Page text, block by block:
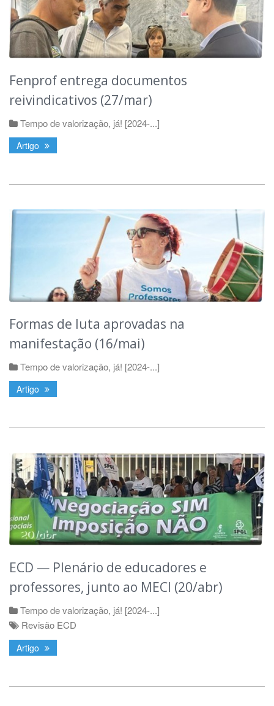
Fenprof entrega documentos
reivindicativos (27/mar)
Tempo de valorização, já! [2024-...]
Artigo
Formas de luta aprovadas na
manifestação (16/mai)
Tempo de valorização, já! [2024-...]
Artigo
ECD — Plenário de educadores e
professores, junto ao MECI (20/abr)
Tempo de valorização, já! [2024-...]
Revisão ECD
Artigo